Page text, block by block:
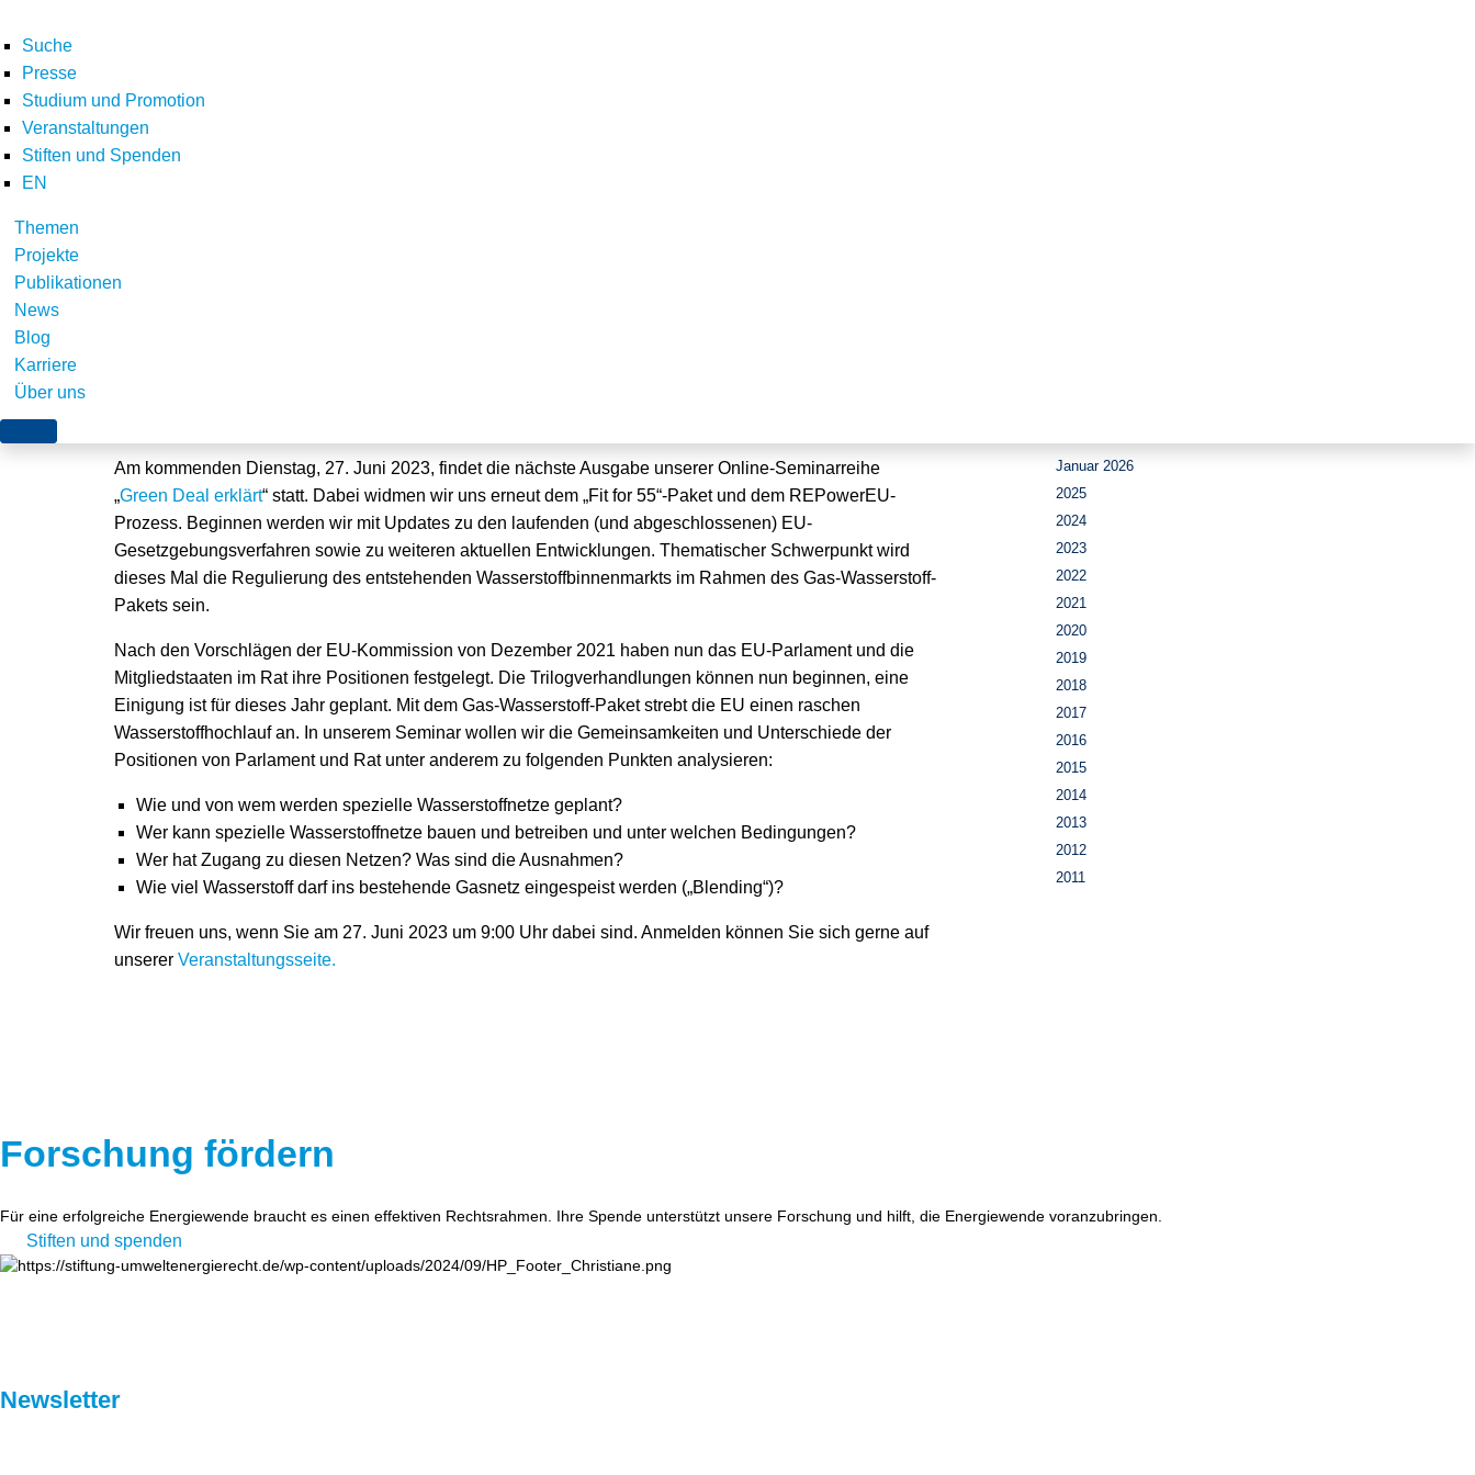
Suche
Presse
Studium und Promotion
Veranstaltungen
Stiften und Spenden
EN
Themen
Projekte
Publikationen
News
Blog
Karriere
Über uns
entstehenden Wasserstoffbinnenmarkts
Am kommenden Dienstag, 27. Juni 2023, findet die nächste Ausgabe unserer Online-Seminarreihe
„Green Deal erklärt“ statt. Dabei widmen wir uns erneut dem „Fit for 55“-Paket und dem REPowerEU-
Prozess. Beginnen werden wir mit Updates zu den laufenden (und abgeschlossenen) EU-
Gesetzgebungsverfahren sowie zu weiteren aktuellen Entwicklungen. Thematischer Schwerpunkt wird
dieses Mal die Regulierung des entstehenden Wasserstoffbinnenmarkts im Rahmen des Gas-Wasserstoff-
Pakets sein.
Nach den Vorschlägen der EU-Kommission von Dezember 2021 haben nun das EU-Parlament und die
Mitgliedstaaten im Rat ihre Positionen festgelegt. Die Trilogverhandlungen können nun beginnen, eine
Einigung ist für dieses Jahr geplant. Mit dem Gas-Wasserstoff-Paket strebt die EU einen raschen
Wasserstoffhochlauf an. In unserem Seminar wollen wir die Gemeinsamkeiten und Unterschiede der
Positionen von Parlament und Rat unter anderem zu folgenden Punkten analysieren:
Wie und von wem werden spezielle Wasserstoffnetze geplant?
Wer kann spezielle Wasserstoffnetze bauen und betreiben und unter welchen Bedingungen?
Wer hat Zugang zu diesen Netzen? Was sind die Ausnahmen?
Wie viel Wasserstoff darf ins bestehende Gasnetz eingespeist werden („Blending“)?
Wir freuen uns, wenn Sie am 27. Juni 2023 um 9:00 Uhr dabei sind. Anmelden können Sie sich gerne auf
unserer Veranstaltungsseite.
Januar 2026
2025
2024
2023
2022
2021
2020
2019
2018
2017
2016
2015
2014
2013
2012
2011
Forschung fördern
Für eine erfolgreiche Energiewende braucht es einen effektiven Rechtsrahmen. Ihre Spende unterstützt unsere Forschung und hilft, die Energiewende voranzubringen.
Stiften und spenden
Newsletter